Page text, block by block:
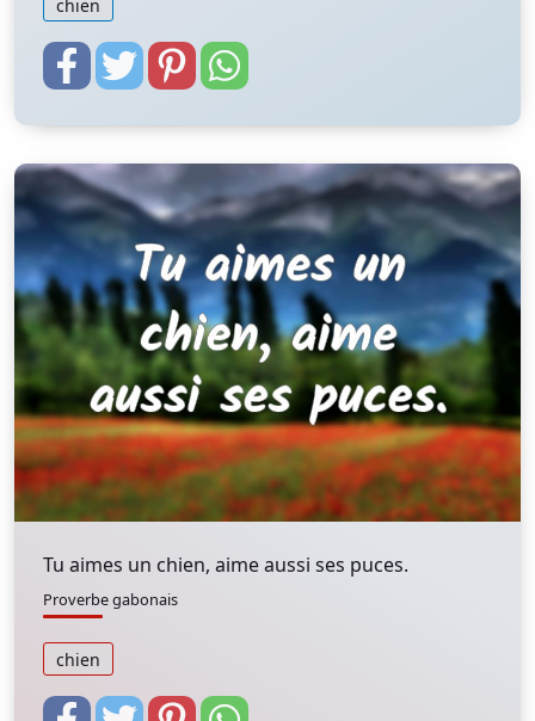
chien
Tu aimes un chien, aime aussi ses puces.
Proverbe gabonais
chien